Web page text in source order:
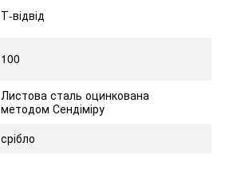
Т-відвід
100
Листова сталь оцинкована
методом Сендіміру
срібло